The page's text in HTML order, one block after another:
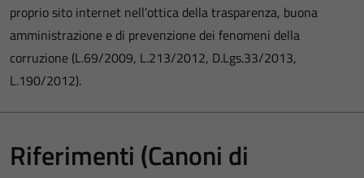
proprio sito internet nell’ottica della trasparenza, buona
amministrazione e di prevenzione dei fenomeni della
corruzione (L.69/2009, L.213/2012, D.Lgs.33/2013,
L.190/2012).
Riferimenti (Canoni di